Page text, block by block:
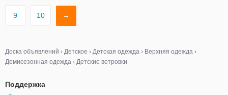
9 10 →
Доска объявлений › Детское › Детская одежда › Верхняя одежда ›
Демисезонная одежда › Детские ветровки
Поддержка